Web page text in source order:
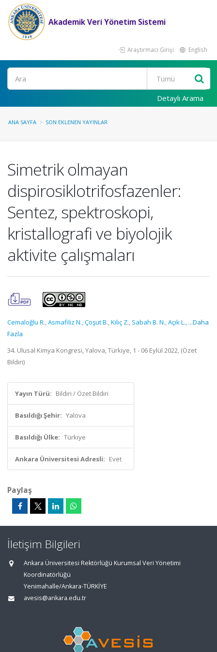
Akademik Veri Yönetim Sistemi
Araştırmacı Girişi English
Ara
Detaylı Arama
ANA SAYFA SON EKLENEN YAYINLAR
Simetrik olmayan
dispirosiklotrifosfazenler:
Sentez, spektroskopi,
kristallografi ve biyolojik
aktivite çalışmaları
Cemaloğlu R.,Asmafiliz N.,Çoşut B.,Kılıç Z., Sabah B. N.,Açık L., ...Daha
Fazla
34. Ulusal Kimya Kongresi, Yalova, Türkiye, 1 - 06 Eylül 2022, (Özet
Bildiri)
Yayın Türü: Bildiri / Özet Bildiri
Basıldığı Şehir: Yalova
Basıldığı Ülke: Türkiye
Ankara Üniversitesi Adresli: Evet
Paylaş
İletişim Bilgileri
Ankara Üniversitesi Rektörlüğü Kurumsal Veri Yönetimi
Koordinatörlüğü
Yenimahalle/Ankara-TÜRKİYE
avesis@ankara.edu.tr